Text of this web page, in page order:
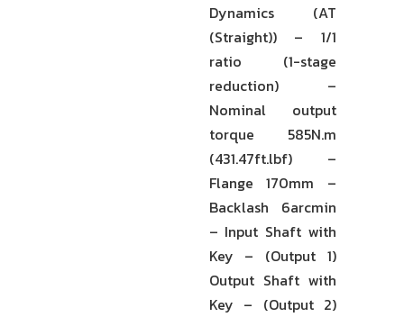
Dynamics (AT
(Straight)) – 1/1
ratio (1-stage
reduction) –
Nominal output
torque 585N.m
(431.47ft.lbf) –
Flange 170mm –
Backlash 6arcmin
– Input Shaft with
Key – (Output 1)
Output Shaft with
Key – (Output 2)